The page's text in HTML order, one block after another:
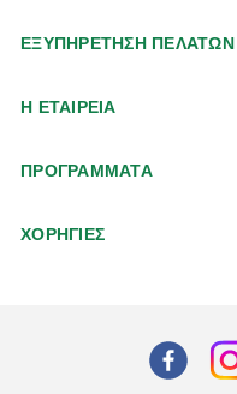
ΕΞΥΠΗΡΕΤΗΣΗ ΠΕΛΑΤΩΝ
Η ΕΤΑΙΡΕΙΑ
ΠΡΟΓΡΑΜΜΑΤΑ
ΧΟΡΗΓΙΕΣ